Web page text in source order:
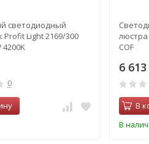
светодиодный
Profit Light 2169/300
4200K
0
люстра
COF
6 613
В
В